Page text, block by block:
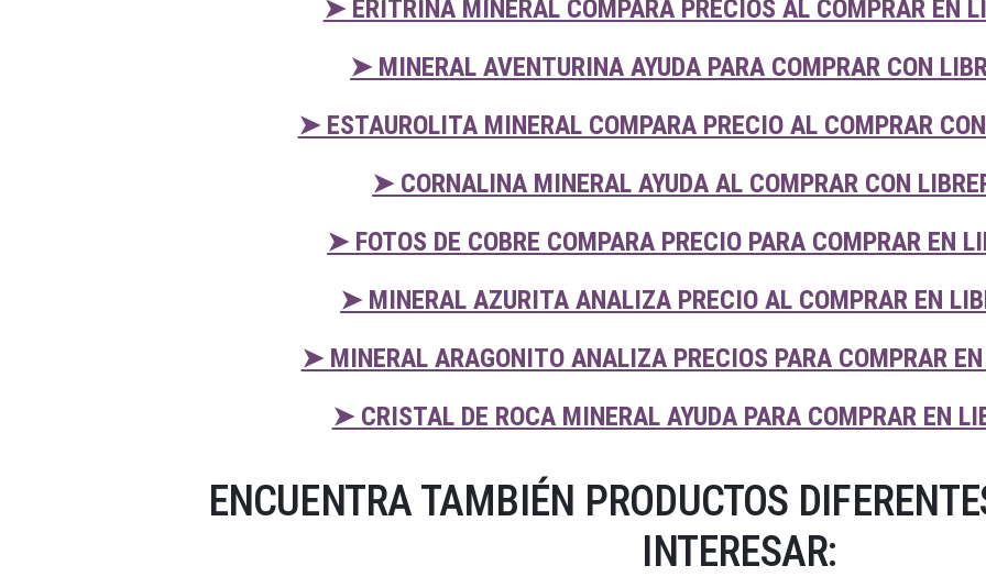
➤ ERITRINA MINERAL COMPARA PRECIOS AL COMPRAR EN
➤ MINERAL AVENTURINA AYUDA PARA COMPRAR CON
➤ ESTAUROLITA MINERAL COMPARA PRECIO AL COMPRAR
➤ CORNALINA MINERAL AYUDA AL COMPRAR CON
➤ FOTOS DE COBRE COMPARA PRECIO PARA COMPRAR EN
➤ MINERAL AZURITA ANALIZA PRECIO AL COMPRAR EN
➤ MINERAL ARAGONITO ANALIZA PRECIOS PARA COMPRAR
➤ CRISTAL DE ROCA MINERAL AYUDA PARA COMPRAR EN
ENCUENTRA TAMBIÉN PRODUCTOS
INTERESAR: